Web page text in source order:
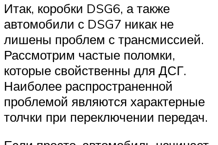
Итак, коробки DSG6, а также
автомобили с DSG7 никак не
лишены проблем с трансмиссией.
Рассмотрим частые поломки,
которые свойственны для ДСГ.
Наиболее распространенной
проблемой являются характерные
толчки при переключении передач.